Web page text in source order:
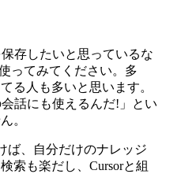
存したいと思っているな
ってみてください。多
る人も多いと思います。
話にも使えるんだ!」とい
。
ば、自分だけのナレッジ
索も楽だし、Cursorと組